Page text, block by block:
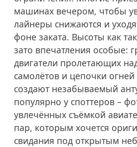
машинах вечером, чтобы
лайнеры снижаются и
фоне заката. Высоты как
зато впечатления особые:
двигатели пролетающих
самолётов и цепочки
создают незабываемый
популярно у споттеров –
увлечённых съёмкой
пар, которым хочется
свидания под открытым